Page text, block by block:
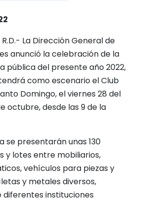
La Dirección General de
anunció la celebración de la
pública del presente año 2022,
como escenario el Club
Domingo, el viernes 28 del
octubre, desde las 9 de la
se presentarán unas 130
y lotes entre mobiliarios,
vehículos para piezas y
y metales diversos,
diferentes instituciones